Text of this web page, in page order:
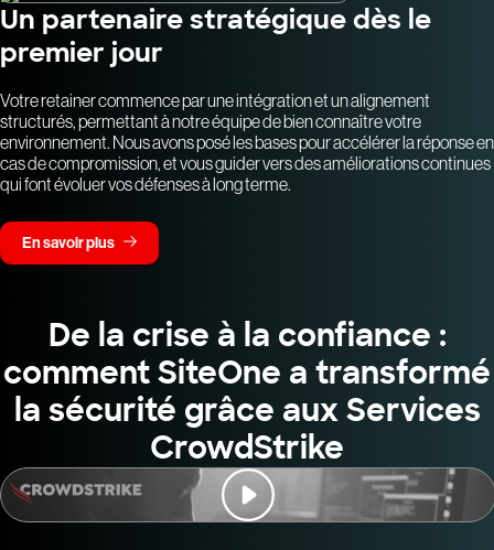
Un partenaire stratégique dès le
premier jour
Votre retainer commence par une intégration et un alignement
structurés, permettant à notre équipe de bien connaître votre
environnement. Nous avons posé les bases pour accélérer la réponse en
cas de compromission, et vous guider vers des améliorations continues
qui font évoluer vos défenses à long terme.
En savoir plus
De la crise à la confiance :
comment SiteOne a transformé
la sécurité grâce aux Services
CrowdStrike